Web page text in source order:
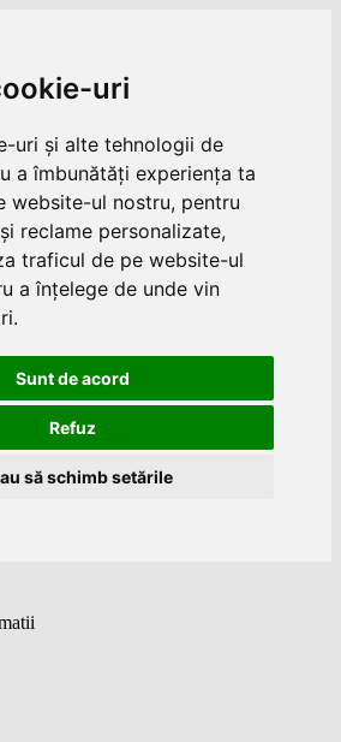
uri
uri și alte tehnologii de
a îmbunătăți experiența ta
website-ul nostru, pentru
reclame personalizate,
traficul de pe website-ul
a înțelege de unde vin
Sunt de acord
Refuz
să schimb setările